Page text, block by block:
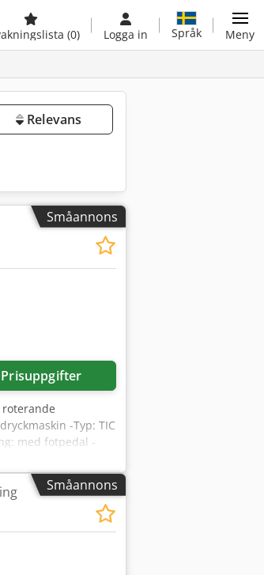
(0) Logga in Språk Meny
Relevans
Småannons
Prisuppgifter
roterande
-Typ: TIC
med fotpedal -
-Transportmått:
Småannons